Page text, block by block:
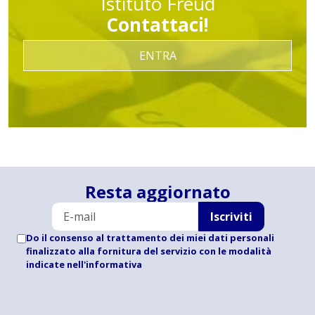
Contattaci!
ENTRA
Resta aggiornato
Iscriviti
Do il consenso al trattamento dei miei dati personali
finalizzato alla fornitura del servizio con le modalità
indicate nell'informativa